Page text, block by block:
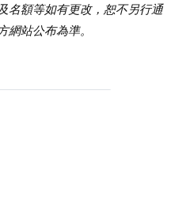
名額等如有更改，恕不另行通
站公布為準。